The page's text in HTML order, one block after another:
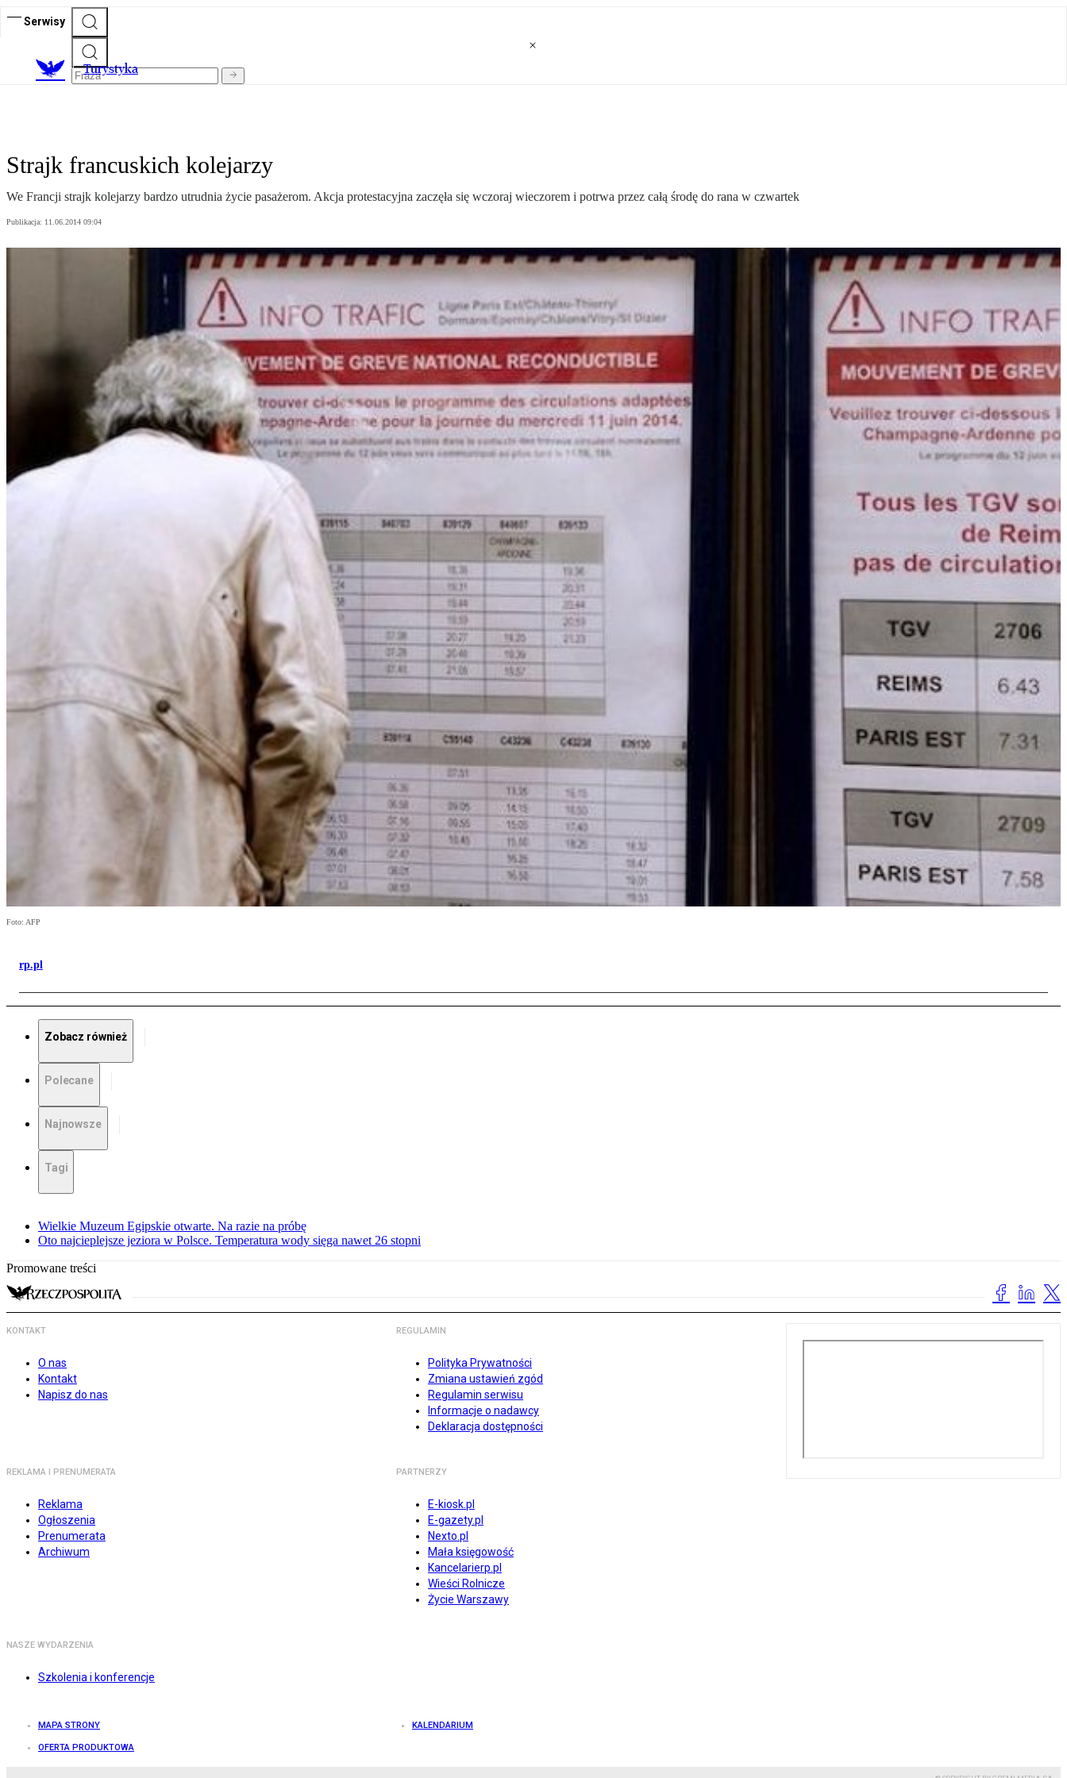
Serwisy
Turystyka
Strajk francuskich kolejarzy
We Francji strajk kolejarzy bardzo utrudnia życie pasażerom. Akcja protestacyjna zaczęła się wczoraj wieczorem i potrwa przez całą środę do rana w czwartek
Publikacja: 11.06.2014 09:04
Foto: AFP
rp.pl
Zobacz również
Polecane
Najnowsze
Tagi
Wielkie Muzeum Egipskie otwarte. Na razie na próbę
Oto najcieplejsze jeziora w Polsce. Temperatura wody sięga nawet 26 stopni
Promowane treści
KONTAKT
O nas
Kontakt
Napisz do nas
REGULAMIN
Polityka Prywatności
Zmiana ustawień zgód
Regulamin serwisu
Informacje o nadawcy
Deklaracja dostępności
REKLAMA I PRENUMERATA
Reklama
Ogłoszenia
Prenumerata
Archiwum
PARTNERZY
E-kiosk.pl
E-gazety.pl
Nexto.pl
Mała księgowość
Kancelarierp.pl
Wieści Rolnicze
Życie Warszawy
NASZE WYDARZENIA
Szkolenia i konferencje
MAPA STRONY KALENDARIUM
OFERTA PRODUKTOWA